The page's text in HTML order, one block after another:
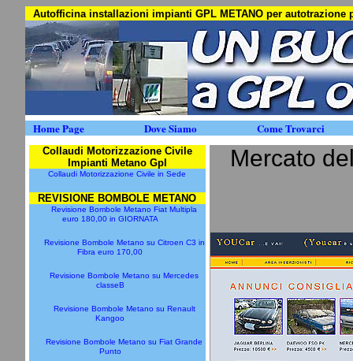
Autofficina installazioni impianti GPL METANO per autotrazione
Home Page Dove Siamo Come Trovarci
Collaudi Motorizzazione Civile
Impianti Metano Gpl
Collaudi Motorizzazione Civile in Sede
REVISIONE BOMBOLE METANO
Revisione Bombole Metano Fiat Multipla
euro 180,00 in GIORNATA
Revisione Bombole Metano su Citroen C3 in
Fibra euro 170,00
Revisione Bombole Metano su Mercedes
classeB
Revisione Bombole Metano su Renault
Kangoo
Revisione Bombole Metano su Fiat Grande
Punto
Mercato